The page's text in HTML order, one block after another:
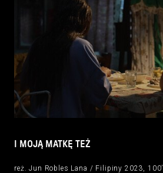
I MOJĄ MATKĘ TEŻ
reż. Jun Robles Lana / Filipiny 2023, 100’